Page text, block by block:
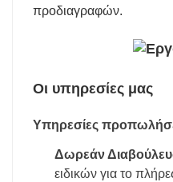
προδιαγραφών.
Οι υπηρεσίες μας
Υπηρεσίες
Δωρεάν
ειδικών για το